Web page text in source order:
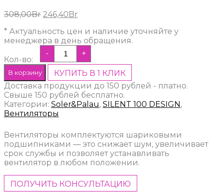
308,00Br Первоначальная
составляла
308,00Br.
246,40Br
246,40Br.
* Актуальность цен и наличие уточняйте у
менеджера в день обращения.
Кол-во:
- +
В корзину
КУПИТЬ В 1 КЛИК
Доставка продукции до 150 рублей - платно.
Свыше 150 рублей бесплатно.
Категории: Soler&Palau, SILENT 100 DESIGN,
Вентиляторы
Вентиляторы комплектуются шариковыми
подшипниками — это снижает шум, увеличивает
срок службы и позволяет устанавливать
вентилятор в любом положении.
ПОЛУЧИТЬ КОНСУЛЬТАЦИЮ